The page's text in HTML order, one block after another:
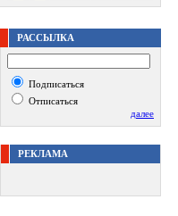
РАССЫЛКА
Подписаться
Отписаться
далее
РЕКЛАМА